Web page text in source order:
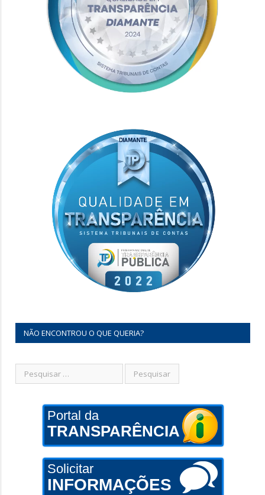
NÃO ENCONTROU O QUE QUERIA?
Portal da
TRANSPARÊNCIA
Solicitar
INFORMAÇÕES